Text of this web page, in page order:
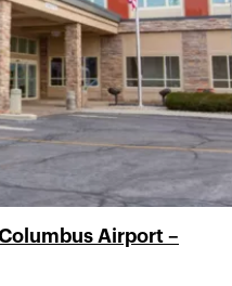
Airport –